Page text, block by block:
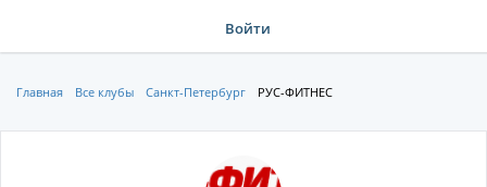
Войти
Главная Все клубы Санкт-Петербург РУС-ФИТНЕС